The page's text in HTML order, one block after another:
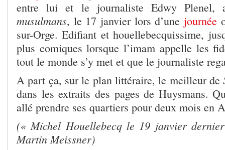
entre lui et le journaliste Edwy Plenel,
musulmans, le 17 janvier lors d’une journée
sur-Orge. Edifiant et houellebecquissime,
plus comiques lorsque l’imam appelle les
tout le monde s’y met et que le journaliste
A part ça, sur le plan littéraire, le meilleur de
dans les extraits des pages de Huysmans.
allé prendre ses quartiers pour deux mois en
(« Michel Houellebecq le 19 janvier
Martin Meissner)